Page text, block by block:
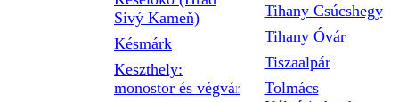
Sivý Kameň)
Késmárk
Keszthely:
monostor és végvár
Tihany Csúcshegy
Tihany Óvár
Tiszaalpár
Tolmács